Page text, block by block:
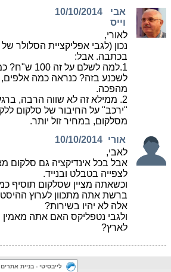
לייבסיטי - בניית אתרים